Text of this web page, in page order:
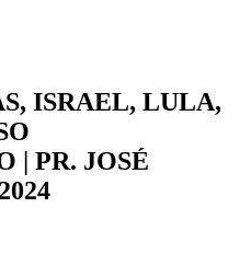
ISRAEL, LULA,
| PR. JOSÉ